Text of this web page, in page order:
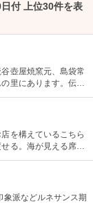
付 上位30件を表
壺屋焼窯元、島袋常
里にあります。伝統
の作品はどれもカラ
を構えているこちら
る。海が見える席か
がおすすめ。オーナ
好きが高じてそば家
は豚骨＋鰹でさっぱ
派などルネサンス期